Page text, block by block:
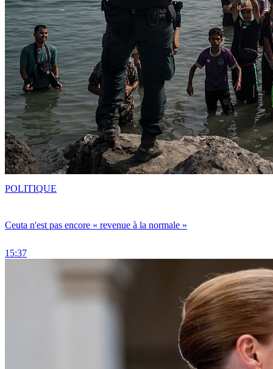
Ceuta n'est pas encore « revenue à la normale »
15:37
POLITIQUE